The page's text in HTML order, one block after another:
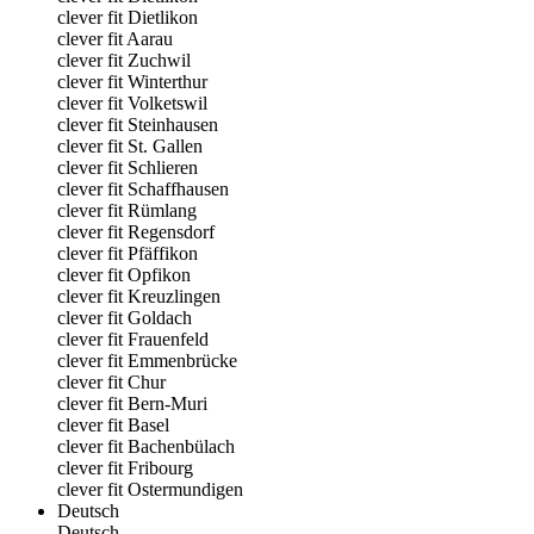
clever fit Dietlikon
clever fit Aarau
clever fit Zuchwil
clever fit Winterthur
clever fit Volketswil
clever fit Steinhausen
clever fit St. Gallen
clever fit Schlieren
clever fit Schaffhausen
clever fit Rümlang
clever fit Regensdorf
clever fit Pfäffikon
clever fit Opfikon
clever fit Kreuzlingen
clever fit Goldach
clever fit Frauenfeld
clever fit Emmenbrücke
clever fit Chur
clever fit Bern-Muri
clever fit Basel
clever fit Bachenbülach
clever fit Fribourg
clever fit Ostermundigen
Deutsch